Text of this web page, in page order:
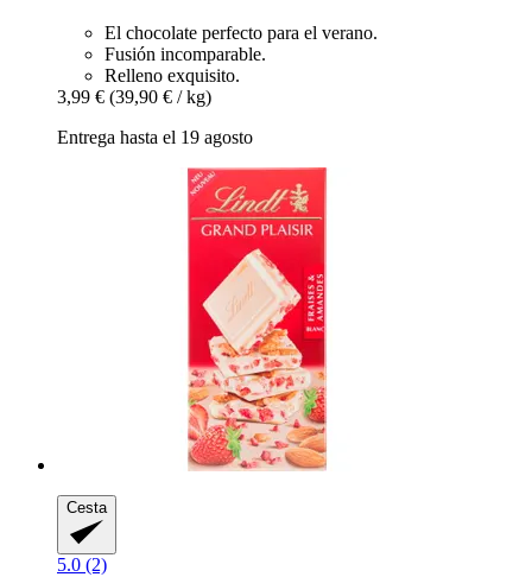
El chocolate perfecto para el verano.
Fusión incomparable.
Relleno exquisito.
3,99 € (39,90 € / kg)
Entrega hasta el 19 agosto
Cesta
5.0 (2)